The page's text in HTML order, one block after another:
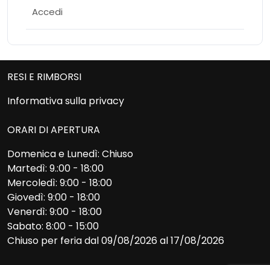
Accedi
RESI E RIMBORSI
Informativa sulla privacy
ORARI DI APERTURA
Domenica e Lunedì: Chiuso
Martedì: 9.:00 - 18:00
Mercoledì: 9:00 - 18:00
Giovedì: 9:00 - 18:00
Venerdì: 9:00 - 18:00
Sabato: 8:00 - 15:00
Chiuso per feria dal 09/08/2026 al 17/08/2026